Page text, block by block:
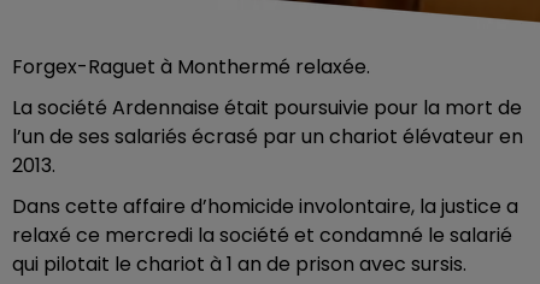
Forgex-Raguet à Monthermé relaxée.
La société Ardennaise était poursuivie pour la mort de
l’un de ses salariés écrasé par un chariot élévateur en
2013.
Dans cette affaire d’homicide involontaire, la justice a
relaxé ce mercredi la société et condamné le salarié
qui pilotait le chariot à 1 an de prison avec sursis.